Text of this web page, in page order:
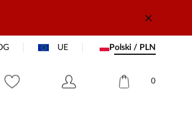
UE Polski / PLN
0